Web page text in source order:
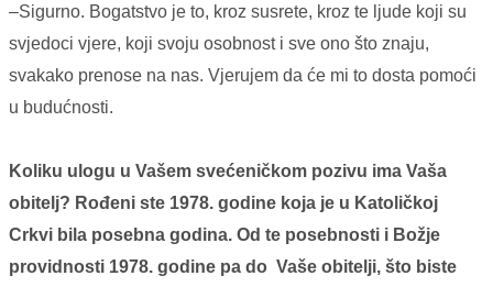
–Sigurno. Bogatstvo je to, kroz susrete, kroz te ljude koji su
svjedoci vjere, koji svoju osobnost i sve ono što znaju,
svakako prenose na nas. Vjerujem da će mi to dosta pomoći
u budućnosti.
Koliku ulogu u Vašem svećeničkom pozivu ima Vaša
obitelj? Rođeni ste 1978. godine koja je u Katoličkoj
Crkvi bila posebna godina. Od te posebnosti i Božje
providnosti 1978. godine pa do Vaše obitelji, što biste